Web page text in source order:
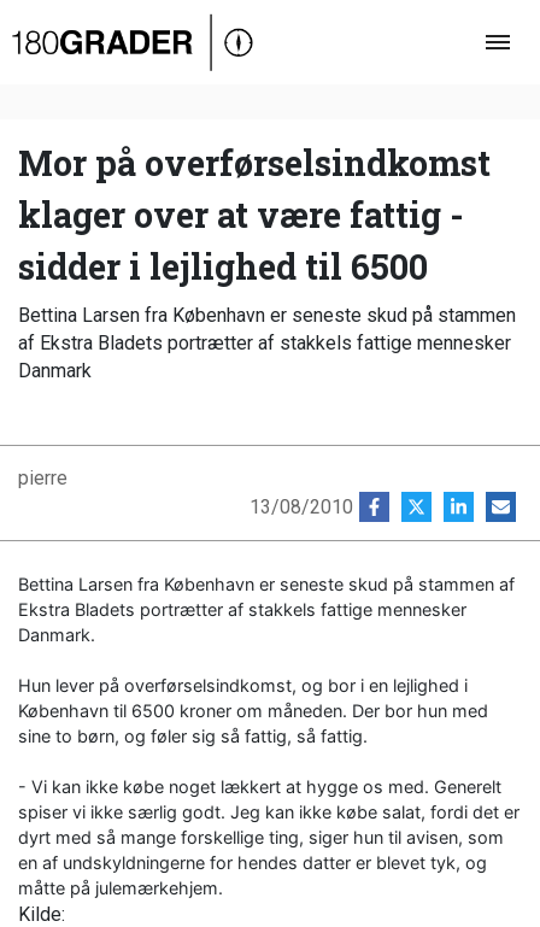
Oversigt
Debat
Video
Podcast
Mor på overførselsindkomst
klager over at være fattig -
sidder i lejlighed til 6500
Bettina Larsen fra København er seneste skud på stammen
af Ekstra Bladets portrætter af stakkels fattige mennesker
Danmark
pierre
13/08/2010
Bettina Larsen fra København er seneste skud på stammen af
Ekstra Bladets portrætter af stakkels fattige mennesker
Danmark.
Hun lever på overførselsindkomst, og bor i en lejlighed i
København til 6500 kroner om måneden. Der bor hun med
sine to børn, og føler sig så fattig, så fattig.
- Vi kan ikke købe noget lækkert at hygge os med. Generelt
spiser vi ikke særlig godt. Jeg kan ikke købe salat, fordi det er
dyrt med så mange forskellige ting, siger hun til avisen, som
en af undskyldningerne for hendes datter er blevet tyk, og
måtte på julemærkehjem.
Kilde: